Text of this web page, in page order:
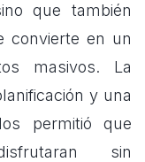
que también
convierte en un
masivos. La
y una
permitió que
sin